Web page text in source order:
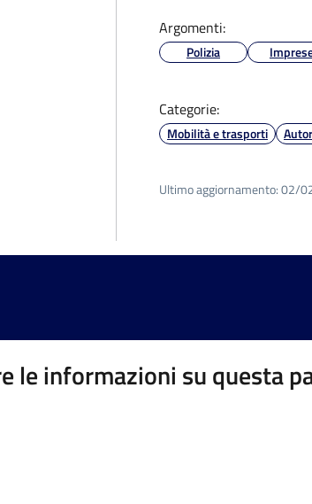
Argomenti:
Polizia
Categorie:
Mobilità e trasporti
Ultimo aggiornamento:02/
le informazioni su questa